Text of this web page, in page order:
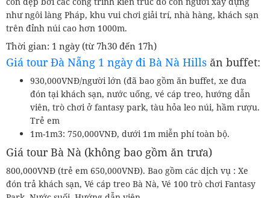
như ngôi làng Pháp, khu vui chơi giải trí, nhà hàng, khách sạn
trên đỉnh núi cao hơn 1000m.
Thời gian: 1 ngày (từ 7h30 đến 17h)
Giá tour Đà Nẵng 1 ngày đi Bà Nà Hills ăn buffet:
930,000VNĐ/người lớn (đã bao gồm ăn buffet, xe đưa
đón tại khách sạn, nước uống, vé cáp treo, hướng dẫn
viên, trò chơi ở fantasy park, tàu hỏa leo núi, hầm rượu.
Trẻ em
1m-1m3: 750,000VNĐ, dưới 1m miễn phí toàn bộ.
Giá tour Bà Nà (không bao gồm ăn trưa)
800,000VNĐ (trẻ em 650,000VNĐ). Bao gồm các dịch vụ : Xe
đón trả khách sạn, Vé cáp treo Bà Nà, Vé 100 trò chơi Fantasy